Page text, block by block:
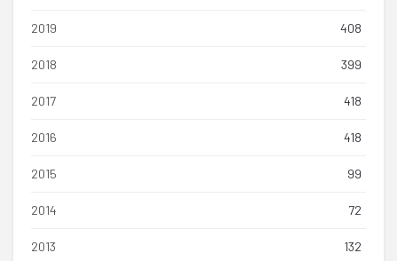
2019 408
2018 399
2017 418
2016 418
2015 99
2014 72
2013 132